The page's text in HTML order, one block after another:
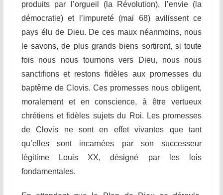
produits par l’orgueil (la Révolution), l’envie (la
démocratie) et l’impureté (mai 68) avilissent ce
pays élu de Dieu. De ces maux néanmoins, nous
le savons, de plus grands biens sortiront, si toute
fois nous nous tournons vers Dieu, nous nous
sanctifions et restons fidèles aux promesses du
baptême de Clovis. Ces promesses nous obligent,
moralement et en conscience, à être vertueux
chrétiens et fidèles sujets du Roi. Les promesses
de Clovis ne sont en effet vivantes que tant
qu’elles sont incarnées par son successeur
légitime Louis XX, désigné par les lois
fondamentales.